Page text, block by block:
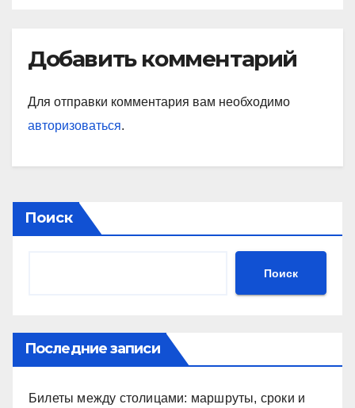
Добавить комментарий
Для отправки комментария вам необходимо
авторизоваться.
Поиск
Поиск
Последние записи
Билеты между столицами: маршруты, сроки и